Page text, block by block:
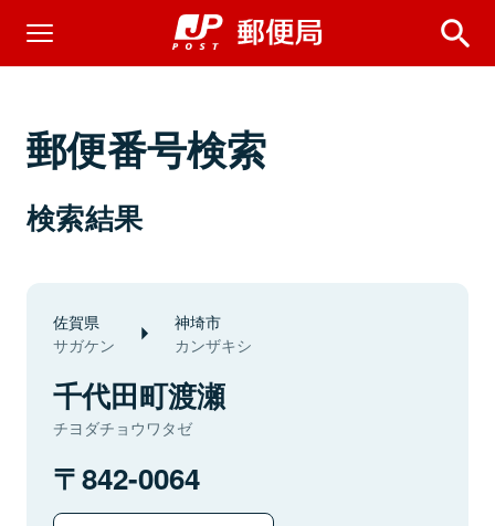
郵便番号検索
検索結果
佐賀県
サガケン
神埼市
カンザキシ
千代田町渡瀬
チヨダチョウワタゼ
842-0064